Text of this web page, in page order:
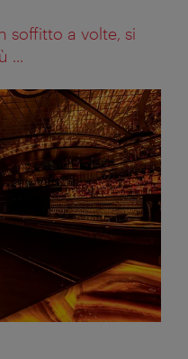
soffitto a volte, si
...